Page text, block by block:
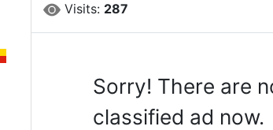
Visits: 287
Sorry! There are
classified ad now.